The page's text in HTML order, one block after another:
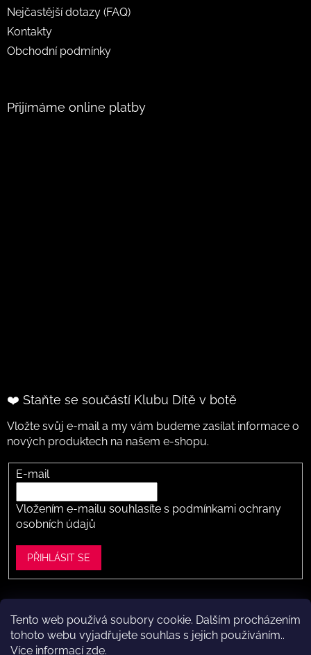
Tento web používá soubory cookie. Dalším procházením
tohoto webu vyjadřujete souhlas s jejich používáním..
Více informacízde.
Nejčastější dotazy (FAQ)
Kontakty
Obchodní podmínky
Přijímáme online platby
❤️ Staňte se součástí Klubu Dítě v botě
Vložte svůj e-mail a my vám budeme zasílat informace o
nových produktech na našem e-shopu.
E-mail
Vložením e-mailu souhlasíte s podmínkami ochrany
osobních údajů
PŘIHLÁSIT SE
Vytvořil Shoptet